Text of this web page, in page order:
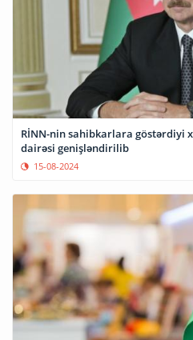
RİNN-nin sahibkarlara göstərdiyi
dairəsi genişləndirilib
15-08-2024